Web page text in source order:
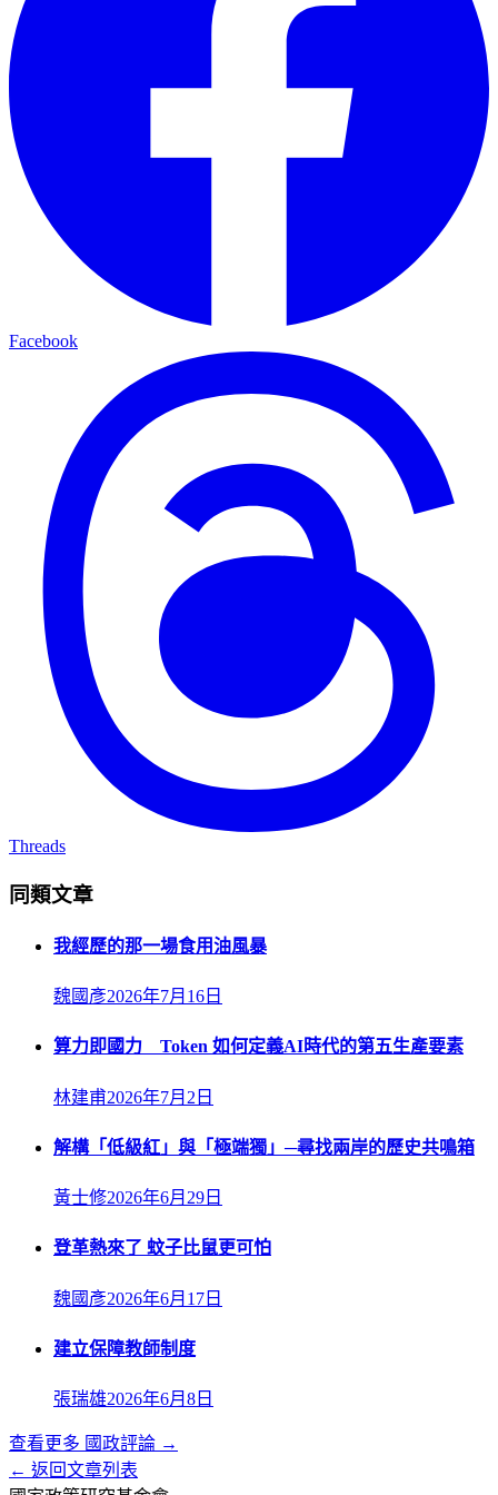
Facebook
Threads
同類文章
我經歷的那一場食用油風暴
魏國彥2026年7月16日
算力即國力 Token 如何定義AI時代的第五生產要素
林建甫2026年7月2日
解構「低級紅」與「極端獨」─尋找兩岸的歷史共鳴箱
黃士修2026年6月29日
登革熱來了 蚊子比鼠更可怕
魏國彥2026年6月17日
建立保障教師制度
張瑞雄2026年6月8日
查看更多 國政評論 →
← 返回文章列表